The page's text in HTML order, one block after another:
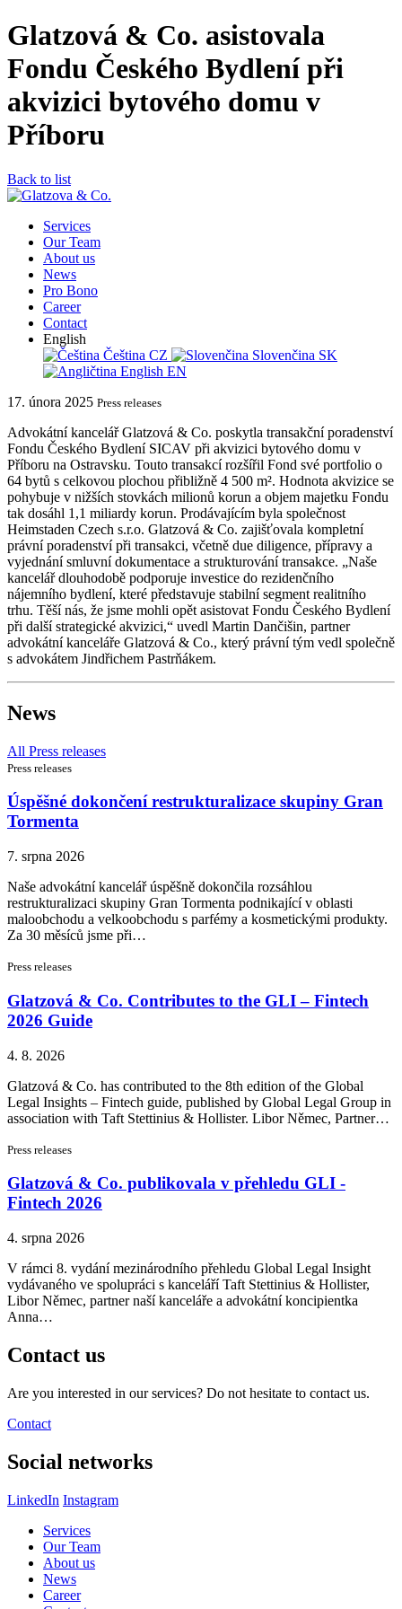
Glatzová & Co. asistovala
Fondu Českého Bydlení při
akvizici bytového domu v
Příboru
Back to list
Services
Our Team
About us
News
Pro Bono
Career
Contact
English
Čeština CZ Slovenčina SK
English EN
17. února 2025 Press releases
Advokátní kancelář Glatzová & Co. poskytla transakční poradenství
Fondu Českého Bydlení SICAV při akvizici bytového domu v
Příboru na Ostravsku. Touto transakcí rozšířil Fond své portfolio o
64 bytů s celkovou plochou přibližně 4 500 m². Hodnota akvizice se
pohybuje v nižších stovkách milionů korun a objem majetku Fondu
tak dosáhl 1,1 miliardy korun. Prodávajícím byla společnost
Heimstaden Czech s.r.o. Glatzová & Co. zajišťovala kompletní
právní poradenství při transakci, včetně due diligence, přípravy a
vyjednání smluvní dokumentace a strukturování transakce. „Naše
kancelář dlouhodobě podporuje investice do rezidenčního
nájemního bydlení, které představuje stabilní segment realitního
trhu. Těší nás, že jsme mohli opět asistovat Fondu Českého Bydlení
při další strategické akvizici,“ uvedl Martin Dančišin, partner
advokátní kanceláře Glatzová & Co., který právní tým vedl společně
s advokátem Jindřichem Pastrňákem.
News
All Press releases
Press releases
Úspěšné dokončení restrukturalizace skupiny Gran
Tormenta
7. srpna 2026
Naše advokátní kancelář úspěšně dokončila rozsáhlou
restrukturalizaci skupiny Gran Tormenta podnikající v oblasti
maloobchodu a velkoobchodu s parfémy a kosmetickými produkty.
Za 30 měsíců jsme při…
Press releases
Glatzová & Co. Contributes to the GLI – Fintech
2026 Guide
4. 8. 2026
Glatzová & Co. has contributed to the 8th edition of the Global
Legal Insights – Fintech guide, published by Global Legal Group in
association with Taft Stettinius & Hollister. Libor Němec, Partner…
Press releases
Glatzová & Co. publikovala v přehledu GLI -
Fintech 2026
4. srpna 2026
V rámci 8. vydání mezinárodního přehledu Global Legal Insight
vydávaného ve spolupráci s kanceláří Taft Stettinius & Hollister,
Libor Němec, partner naší kanceláře a advokátní koncipientka
Anna…
Contact us
Are you interested in our services? Do not hesitate to contact us.
Contact
Social networks
LinkedIn Instagram
Services
Our Team
About us
News
Career